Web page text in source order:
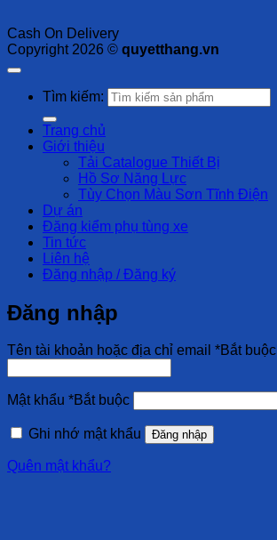
Cash On Delivery
Copyright 2026 © quyetthang.vn
Tìm kiếm:
Trang chủ
Giới thiệu
Tải Catalogue Thiết Bị
Hồ Sơ Năng Lực
Tùy Chọn Màu Sơn Tĩnh Điện
Dự án
Đăng kiểm phụ tùng xe
Tin tức
Liên hệ
Đăng nhập / Đăng ký
Đăng nhập
Tên tài khoản hoặc địa chỉ email *Bắt buộc
Mật khẩu *Bắt buộc
Ghi nhớ mật khẩu Đăng nhập
Quên mật khẩu?